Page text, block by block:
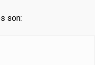
son: